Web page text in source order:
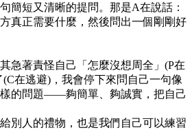
簡短又清晰的提問。那是A在說話：
真正需要什麼，然後問出一個剛剛好
急著責怪自己「怎麼沒想周全」(P在
在逃避)，我會停下來問自己一句像
樣的問題——夠簡單、夠誠實，把自己
別人的禮物，也是我們自己可以練習